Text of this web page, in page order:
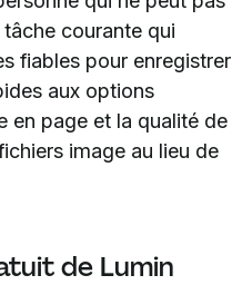
courante qui
fiables pour enregistrer
aux options
en page et la qualité de
image au lieu de
de Lumin